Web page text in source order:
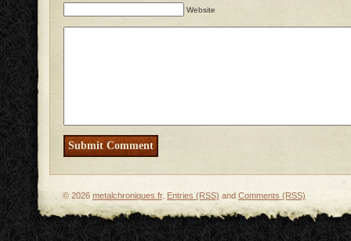
Website
© 2026 metalchroniques.fr. Entries (RSS) and Comments (RSS)